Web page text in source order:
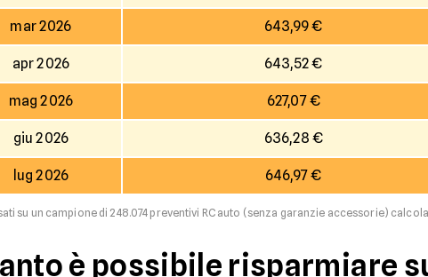
mar 2026 643,99 €
apr 2026 643,52 €
mag 2026 627,07 €
giu 2026 636,28 €
lug 2026 646,97 €
su un campione di 248.074 preventivi RC auto (senza garanzie accessorie)
è possibile risparmiare